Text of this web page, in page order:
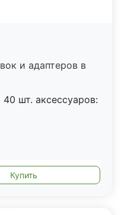
и адаптеров в
шт. аксессуаров: